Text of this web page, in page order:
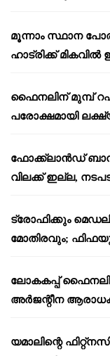
മൂന്നാം സ്ഥാന
ഹാട്രിക്ക് മികവിൽ
ഫൈനലിന് മുമ്പ്
പരോക്ഷമായി
ഫോക്ക്‌ലാൻഡ്
വിലക്ക് ഇല്ല,
ട്രോഫിക്കും
മോതിരവും;
ലോകകപ്പ്
അർജന്റീന
യമാലിന്റെ